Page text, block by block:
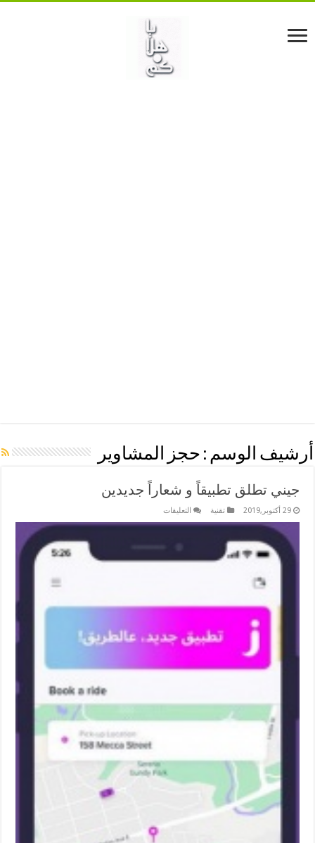
أرشيف الوسم : حجز المشاوير
جيني تطلق تطبيقاً و شعاراً جديدين
29 أكتوبر,2019 تقنية التعليقاتعلى
تطلق
جديدين